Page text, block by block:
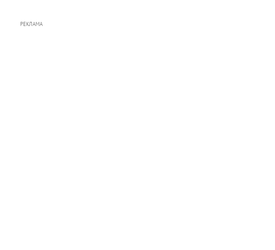
РЕКЛАМА